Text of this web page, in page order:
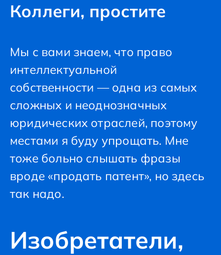
Коллеги, простите
Мы с вами знаем, что право
интеллектуальной
собственности — одна из самых
сложных и неоднозначных
юридических отраслей, поэтому
местами я буду упрощать. Мне
тоже больно слышать фразы
вроде «продать патент», но здесь
так надо.
Изобретатели,